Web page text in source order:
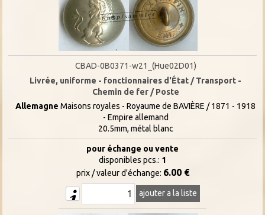
CBAD-0B0371-w21_(Hue02D01)
Livrée, uniforme - fonctionnaires d'État / Transport -
Chemin de fer / Poste
Allemagne Maisons royales - Royaume de BAVIÈRE / 1871 - 1918
- Empire allemand
20.5mm, métal blanc
pour échange ou vente
disponibles pcs.: 1
prix / valeur d'échange: 6.00 €
ajouter a la liste